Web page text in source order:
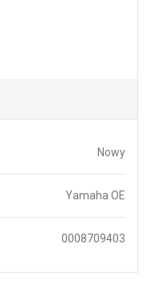
Nowy
Yamaha OE
0008709403